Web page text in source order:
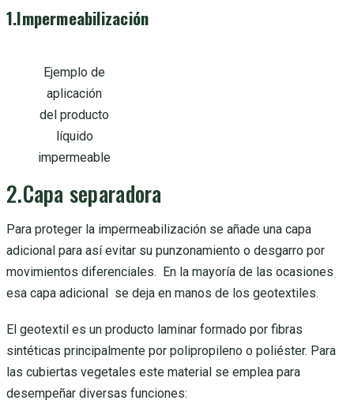
1.Impermeabilización
Ejemplo de
aplicación
del producto
líquido
impermeable
2.Capa separadora
Para proteger la impermeabilización se añade una capa
adicional para así evitar su punzonamiento o desgarro por
movimientos diferenciales. En la mayoría de las ocasiones
esa capa adicional se deja en manos de los geotextiles.
El geotextil es un producto laminar formado por fibras
sintéticas principalmente por polipropileno o poliéster. Para
las cubiertas vegetales este material se emplea para
desempeñar diversas funciones: